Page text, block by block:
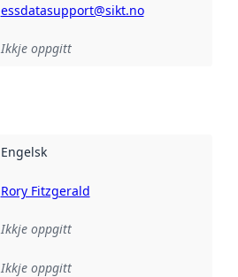
essdatasupport@sikt.no
Ikkje oppgitt
Engelsk
:
Rory Fitzgerald
Ikkje oppgitt
:
Ikkje oppgitt